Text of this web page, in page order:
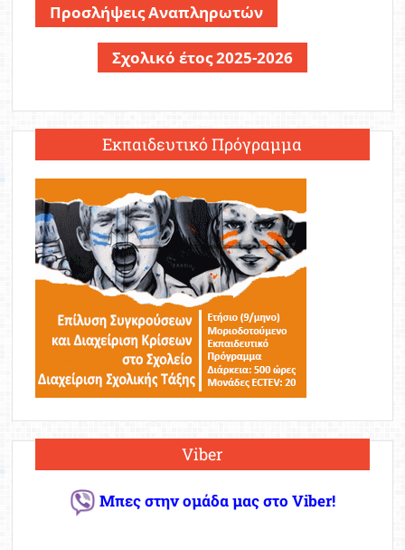
Προσλήψεις Αναπληρωτών
Σχολικό έτος 2025-2026
Εκπαιδευτικό Πρόγραμμα
Viber
Μπες στην ομάδα μας στο Viber!